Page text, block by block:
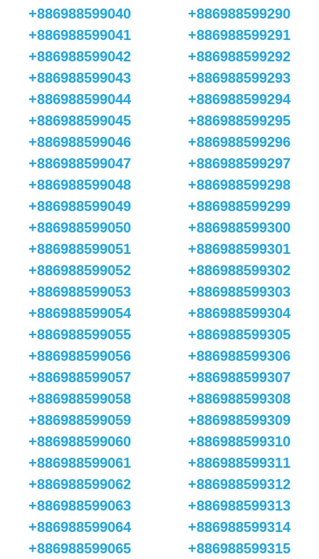
+886988599040
+886988599041
+886988599042
+886988599043
+886988599044
+886988599045
+886988599046
+886988599047
+886988599048
+886988599049
+886988599050
+886988599051
+886988599052
+886988599053
+886988599054
+886988599055
+886988599056
+886988599057
+886988599058
+886988599059
+886988599060
+886988599061
+886988599062
+886988599063
+886988599064
+886988599065
+886988599290
+886988599291
+886988599292
+886988599293
+886988599294
+886988599295
+886988599296
+886988599297
+886988599298
+886988599299
+886988599300
+886988599301
+886988599302
+886988599303
+886988599304
+886988599305
+886988599306
+886988599307
+886988599308
+886988599309
+886988599310
+886988599311
+886988599312
+886988599313
+886988599314
+886988599315